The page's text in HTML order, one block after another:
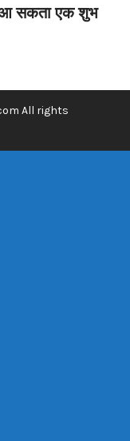
आ सकता एक शुभ
All rights